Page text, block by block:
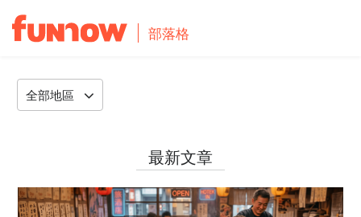
部落格
全部地區
最新文章